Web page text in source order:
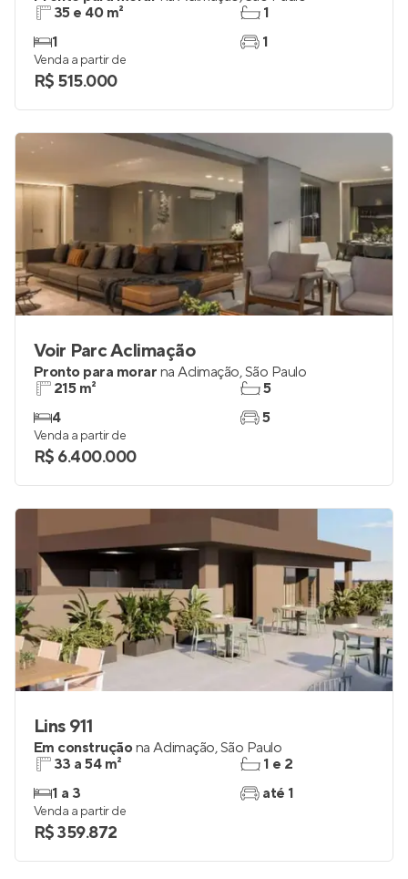
35 e 40 m²
1
1
1
Venda a partir de
R$ 515.000
Voir Parc Aclimação
Pronto para morar na Aclimação,São Paulo
215 m²
4
5
5
Venda a partir de
R$ 6.400.000
Lins 911
Em construçãona Aclimação,São Paulo
33 a 54 m²
1 a 3
1 e 2
até 1
Venda a partir de
R$ 359.872